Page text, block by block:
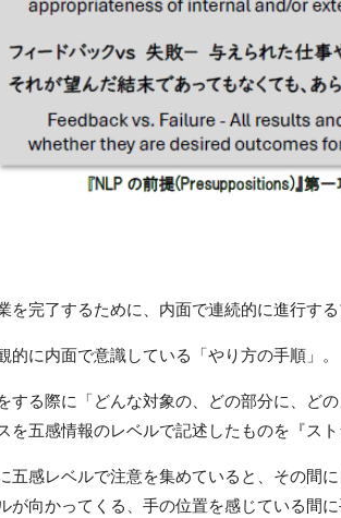
を完了するために、内面で連続的に進行する
的に内面で意識している「やり方の手順」。
する際に「どんな対象の、どの部分に、ど
を五感情報のレベルで記述したものを『スト
五感レベルで注意を集めていると、その間
が向かってくる、手の位置を感じている間